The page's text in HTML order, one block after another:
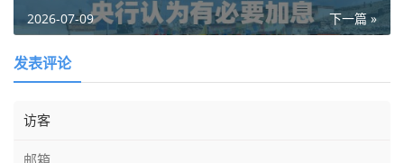
下一篇 »
2026-07-09
发表评论